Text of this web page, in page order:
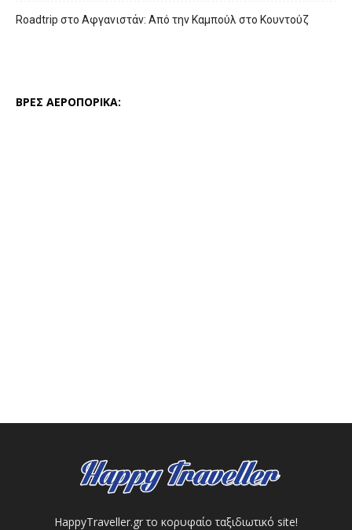
Roadtrip στο Αφγανιστάν: Από την Καμπούλ στο Κουντούζ
ΒΡΕΣ ΑΕΡΟΠΟΡΙΚΑ:
HappyTraveller.gr το κορυφαίο ταξιδιωτικό site!